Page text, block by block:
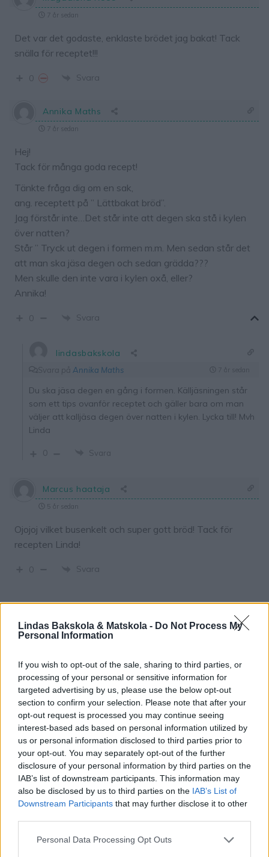
Lindas Bakskola & Matskola - Do Not Process My
Personal Information
If you wish to opt-out of the sale, sharing to third parties, or
processing of your personal or sensitive information for
targeted advertising by us, please use the below opt-out
section to confirm your selection. Please note that after your
opt-out request is processed you may continue seeing
interest-based ads based on personal information utilized by
us or personal information disclosed to third parties prior to
your opt-out. You may separately opt-out of the further
disclosure of your personal information by third parties on the
IAB’s list of downstream participants. This information may
also be disclosed by us to third parties on the IAB’s List of
Downstream Participants that may further disclose it to other
Personal Data Processing Opt Outs
7 år sedan
Det var det godaste, enklaste brödet jag bakat! Tack
snälla för receptet!!!
0 Svara
Annika Maths
7 år sedan
Hej!
Tack för många goda recept!
Tänkte fråga dig om en sak,
ang. receptett på ” Lättbakat bröd”.
Jag förstår inte…Det står inte att degen ska stå i kylen
över natten?
Står ” Tryck ut degen i formen m.m. Men sedan står det
att man ska jäsa degen och sedan grädda???
Men skulle den inte vara i kylen oxå, eller?
Annika!
0 Svara
lindasbakskola
Svara på Annika Maths 7 år sedan
Du ska jäsa degen en gång i formen. Källjäsningen står
som ett tips ovanför receptet och gäller bara om man
väljer att kalljäsa degen över natten i kylen. Lycka till! Mvh
Linda
0 Svara
Marcus haataja
5 år sedan
Ojojoj vilket busenkelt och super gott bröd! Tack för
recepten Linda!
0 Svara